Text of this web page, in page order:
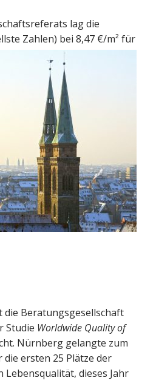
lag die
Zahlen) bei 8,47 €/m² für
die Beratungsgesellschaft
Studie Worldwide Quality of
Nürnberg gelangte zum
ersten 25 Plätze der
Lebensqualität, dieses Jahr